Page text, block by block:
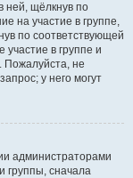
ней, щёлкнув по
на участие в группе,
по соответствующей
в группе и
Пожалуйста, не
у него могут
администраторами
группы, сначала